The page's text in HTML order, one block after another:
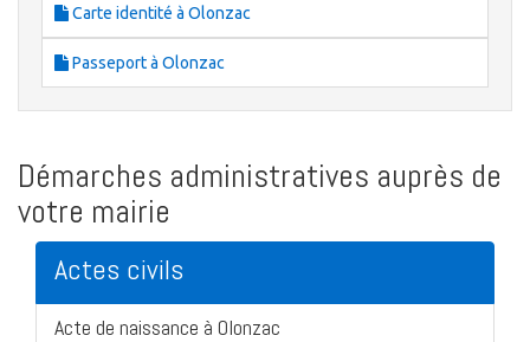
Carte identité à Olonzac
Passeport à Olonzac
Démarches administratives auprès de
votre mairie
Actes civils
Acte de naissance à Olonzac